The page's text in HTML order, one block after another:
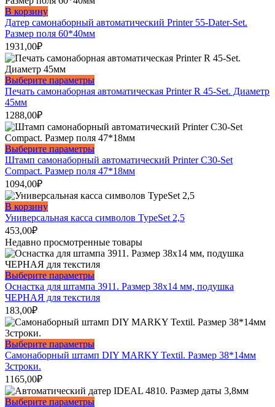
В корзину
Датер самонаборный автоматический Printer 55-Dater-Set.
Размер поля 60*40мм
1931,00₽
Выберите параметрыЭтот
товар
вариаций.
Опции
можно
выбрать
на
странице
Печать самонаборная автоматическая Printer R 45-Set. Диаметр
45мм
1288,00₽
Выберите параметрыЭтот
товар
имеет
вариаций.
можно
выбрать
странице
товара.
Штамп самонаборный автоматический Printer С30-Set
Compact. Размер поля 47*18мм
1094,00₽
В корзину
Универсальная касса символов TypeSet 2,5
453,00₽
Недавно просмотренные товары
Выберите параметрыЭтот
товар
имеет
вариаций.
можно
выбрать
на
товара.
Оснастка для штампа 3911. Размер 38х14 мм, подушка
ЧЕРНАЯ для текстиля
183,00₽
Выберите параметрыЭтот
товар
вариаций.
Опции
Самонаборный штамп DIY MARKY Textil. Размер 38*14мм
3строки.
1165,00₽
Выберите параметрыЭтот